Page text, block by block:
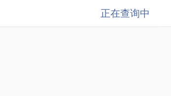
正在查询中